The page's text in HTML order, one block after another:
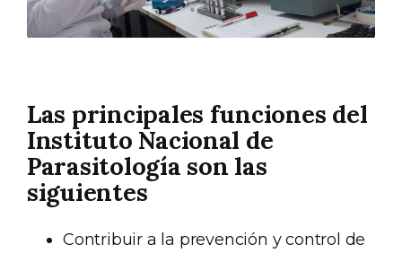
Las principales funciones del
Instituto Nacional de
Parasitología son las
siguientes
Contribuir a la prevención y control de